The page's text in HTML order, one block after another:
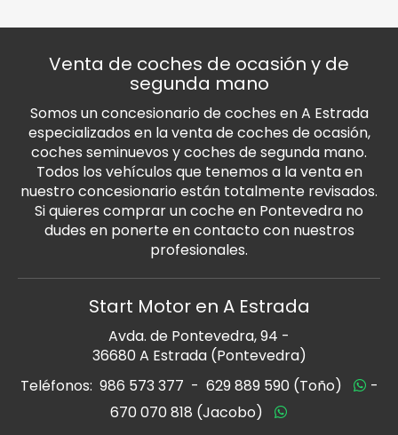
Venta de coches de ocasión y de
segunda mano
Somos un concesionario de coches en A Estrada
especializados en la venta de coches de ocasión,
coches seminuevos y coches de segunda mano.
Todos los vehículos que tenemos a la venta en
nuestro concesionario están totalmente revisados.
Si quieres comprar un coche en Pontevedra no
dudes en ponerte en contacto con nuestros
profesionales.
Start Motor en A Estrada
Avda. de Pontevedra, 94 -
36680 A Estrada (Pontevedra)
Teléfonos: 986 573 377 - 629 889 590 (Toño)
-
670 070 818 (Jacobo)